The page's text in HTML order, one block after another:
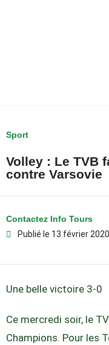
Sport
Volley : Le TVB
contre Varsovie
Contactez Info Tours
Publié le 13 février 2020
Une belle victoire 3-0
Ce mercredi soir, le
Champions. Pour les